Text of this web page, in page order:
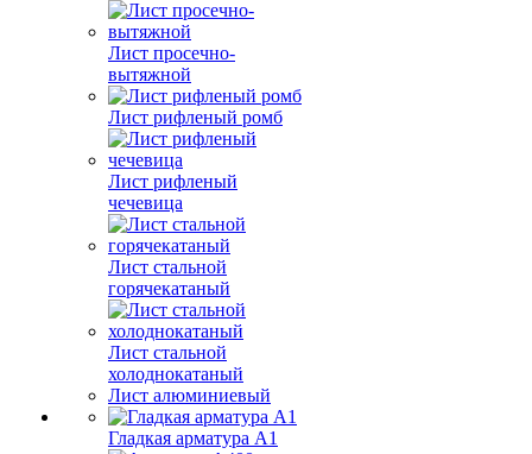
Лист просечно-
вытяжной
Лист рифленый ромб
Лист рифленый
чечевица
Лист стальной
горячекатаный
Лист стальной
холоднокатаный
Лист алюминиевый
Гладкая арматура А1